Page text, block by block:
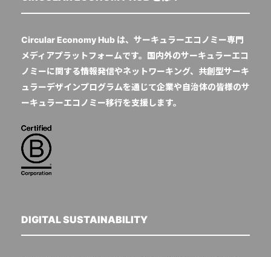
Circular Economy Hub は、サーキュラーエコノミー専門
メディアプラットフォームです。国内外のサーキュラーエコ
ノミーに関する情報発信やネットワーキング、共創型サーキ
ュラーデザインプログラムを通じて企業や自治体の皆様のサ
ーキュラーエコノミー移行を支援します。
DIGITAL SUSTAINABILITY